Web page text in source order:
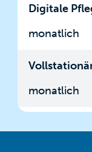
Digitale
monatlich
monatlich